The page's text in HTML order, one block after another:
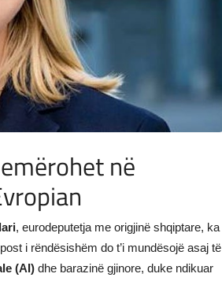
në
, eurodeputetja me origjinë shqiptare, ka
i rëndësishëm do t’i mundësojë asaj të
(AI) dhe barazinë gjinore, duke ndikuar